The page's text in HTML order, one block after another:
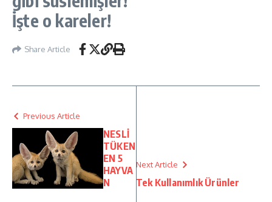
İşte o kareler!
Share Article
Previous Article
NESLİ
TÜKEN
EN 5
HAYVA
N
Next Article
Tek Kullanımlık Ürünler